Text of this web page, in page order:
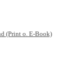
(Print o. E-Book)